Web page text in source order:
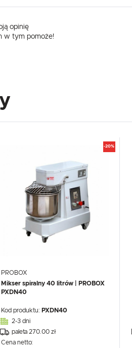
opinię
w tym pomoże!
-20%
PROBOX
Mikser spiralny 40 litrów | PROBOX
PXDN40
Kod produktu: PXDN40
2-3 dni
paleta 270.00 zł
Cena netto: